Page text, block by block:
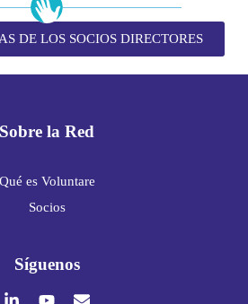
DE LOS SOCIOS DIRECTORES
Sobre la Red
Qué es Voluntare
Socios
Síguenos